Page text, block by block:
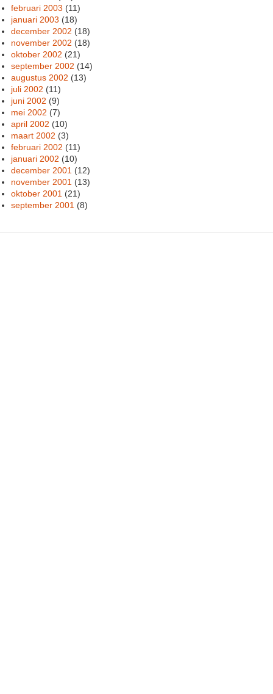
februari 2003 (11)
januari 2003 (18)
december 2002 (18)
november 2002 (18)
oktober 2002 (21)
september 2002 (14)
augustus 2002 (13)
juli 2002 (11)
juni 2002 (9)
mei 2002 (7)
april 2002 (10)
maart 2002 (3)
februari 2002 (11)
januari 2002 (10)
december 2001 (12)
november 2001 (13)
oktober 2001 (21)
september 2001 (8)